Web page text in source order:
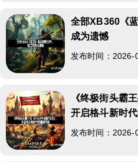
全部XB360《
成为遗憾
发布时间：
《终极街头霸
开启格斗新时
发布时间：